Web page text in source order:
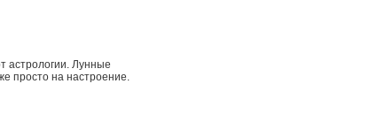
астрологии. Лунные
просто на настроение.